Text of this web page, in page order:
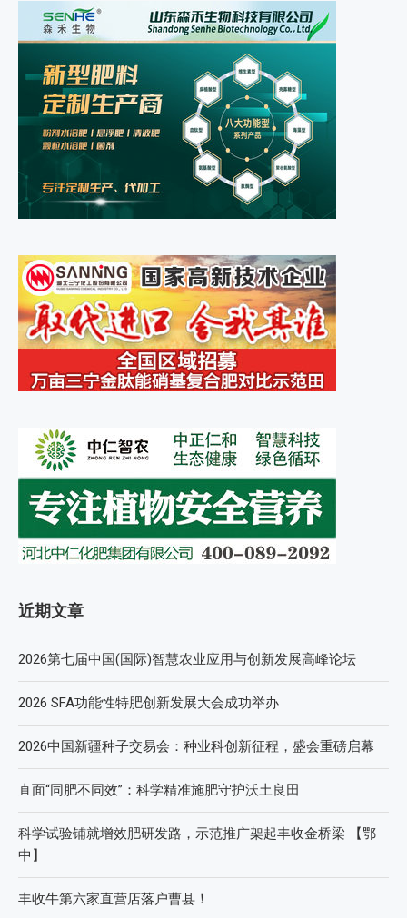
近期文章
2026第七届中国(国际)智慧农业应用与创新发展高峰论坛
2026 SFA功能性特肥创新发展大会成功举办
2026中国新疆种子交易会：种业科创新征程，盛会重磅启幕
直面“同肥不同效”：科学精准施肥守护沃土良田
科学试验铺就增效肥研发路，示范推广架起丰收金桥梁 【鄂
中】
丰收牛第六家直营店落户曹县！